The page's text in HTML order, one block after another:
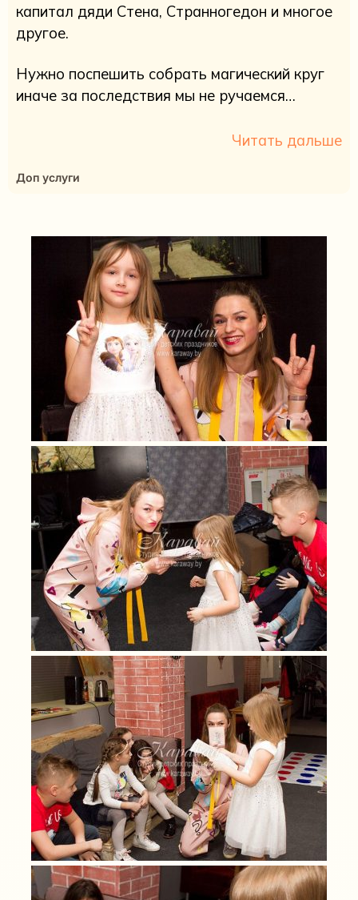
капитал дяди Стена, Странногедон и многое
другое.
Нужно поспешить собрать магический круг
иначе за последствия мы не ручаемся…
Читать дальше
Доп услуги